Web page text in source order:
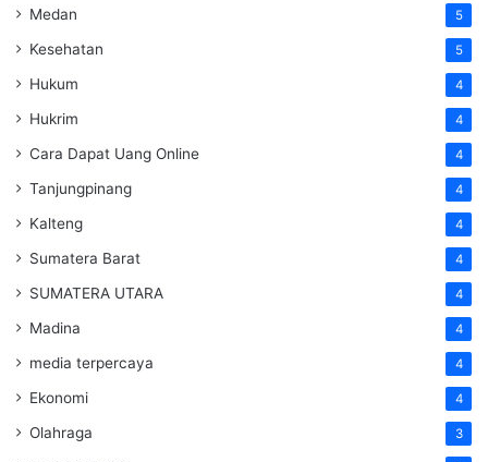
Medan 5
Kesehatan 5
Hukum 4
Hukrim 4
Cara Dapat Uang Online 4
Tanjungpinang 4
Kalteng 4
Sumatera Barat 4
SUMATERA UTARA 4
Madina 4
media terpercaya 4
Ekonomi 4
Olahraga 3